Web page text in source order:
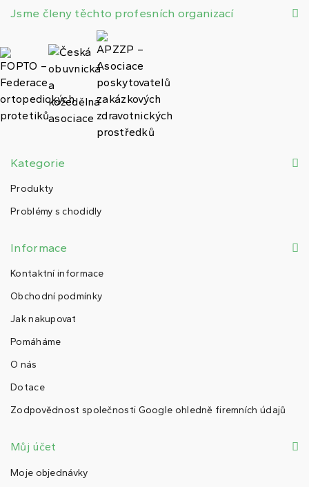
Jsme členy těchto profesních organizací
Kategorie
Produkty
Problémy s chodidly
Informace
Kontaktní informace
Obchodní podmínky
Jak nakupovat
Pomáháme
O nás
Dotace
Zodpovědnost společnosti Google ohledně firemních údajů
Můj účet
Moje objednávky